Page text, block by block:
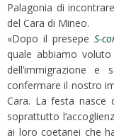
Palagonia di
del Cara di Mineo.
«Dopo il presepe S-
quale abbiamo
dell’immigrazione
confermare il nostro
Cara. La festa nasce
soprattutto
ai loro coetanei che